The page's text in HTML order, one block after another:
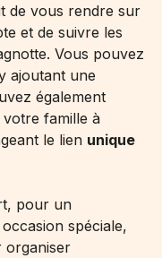
de vous rendre sur
et de suivre les
Vous pouvez
ajoutant une
également
famille à
le lien unique
pour un
spéciale,
organiser